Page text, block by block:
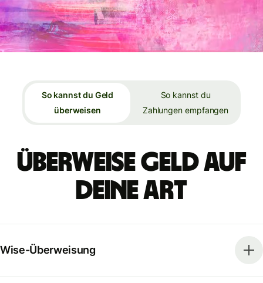
So kannst du Geld
überweisen
So kannst du
Zahlungen empfangen
Überweise Geld auf
deine Art
Wise-Überweisung